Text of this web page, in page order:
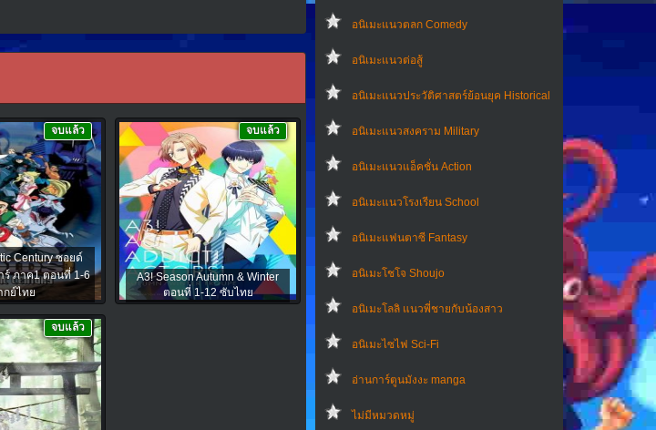
อนิเมะแนวตลก Comedy
อนิเมะแนวต่อสู้
อนิเมะแนวประวัติศาสตร์ย้อนยุค Historical
อนิเมะแนวสงคราม Military
อนิเมะแนวแอ็คชั่น Action
อนิเมะแนวโรงเรียน School
อนิเมะแฟนตาซี Fantasy
อนิเมะโชโจ Shoujo
อนิเมะโลลิ แนวพี่ชายกับน้องสาว
อนิเมะไซไฟ Sci-Fi
อ่านการ์ตูนมังงะ manga
ไม่มีหมวดหมู่
Century ซอยด์
ร์ ภาค1 ตอนที่ 1-6
กย์ไทย
จบแล้ว
A3! Season Autumn & Winter
ตอนที่ 1-12 ซับไทย
จบแล้ว
จบแล้ว